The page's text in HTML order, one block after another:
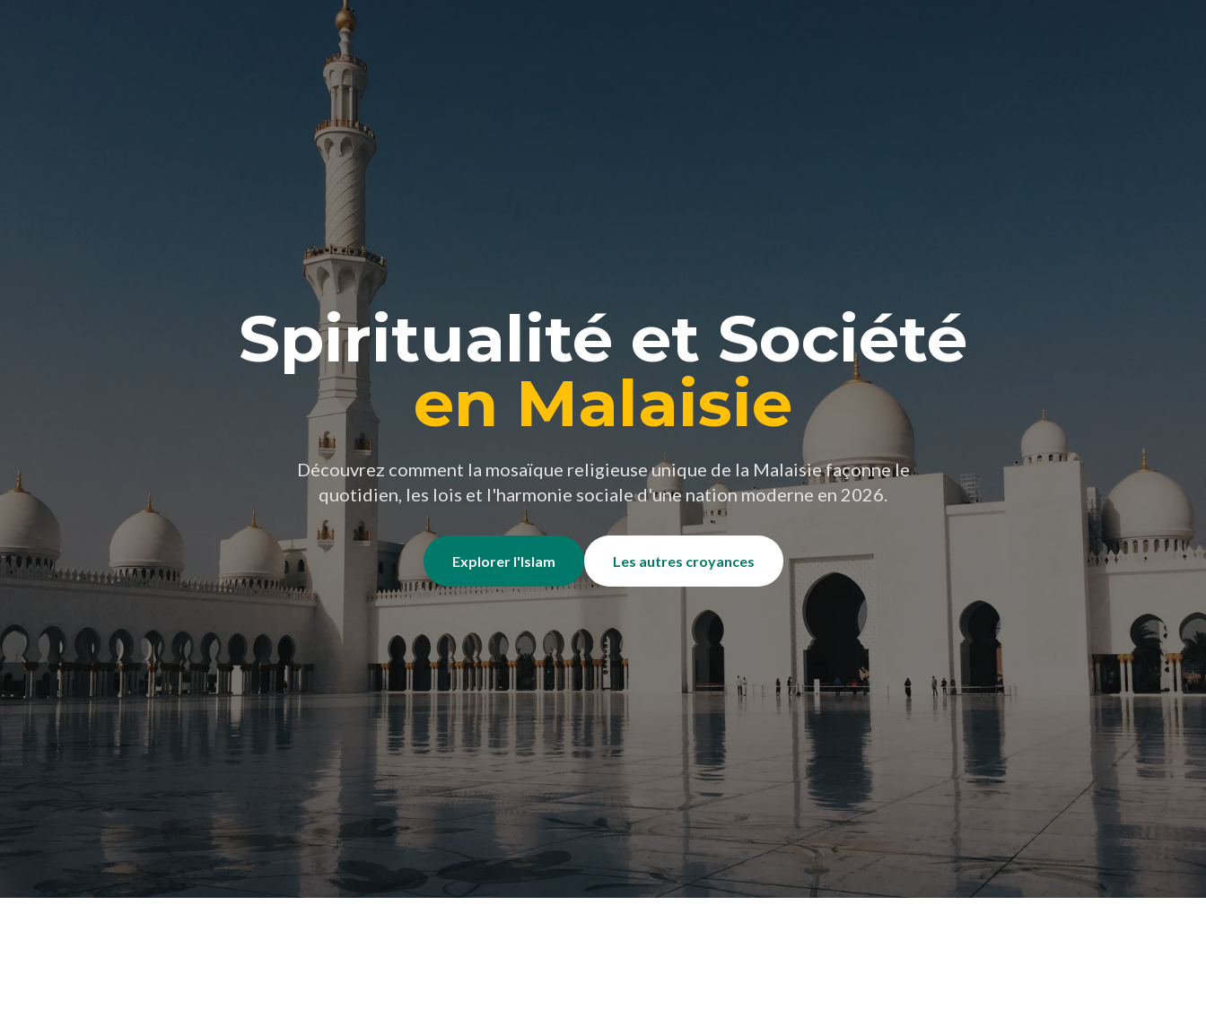
Spiritualité et Société
en Malaisie
Découvrez comment la mosaïque religieuse unique de la Malaisie façonne le
quotidien, les lois et l'harmonie sociale d'une nation moderne en 2026.
Explorer l'Islam Les autres croyances